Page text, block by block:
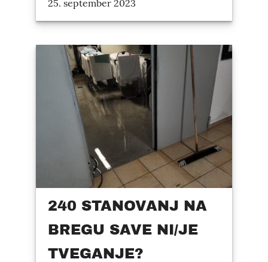
25. september 2023
240 STANOVANJ NA
BREGU SAVE NI/JE
TVEGANJE?